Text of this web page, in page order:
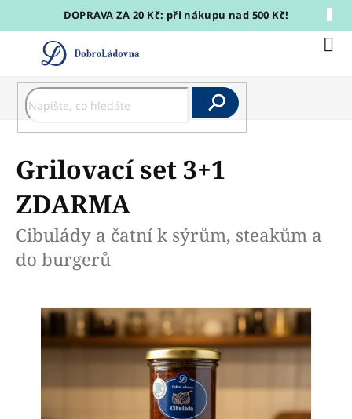
obsah
DOPRAVA ZA 20 Kč: při nákupu nad 500 Kč!
Hledat
Grilovací set 3+1
ZDARMA
Cibulády a čatní k sýrům, steakům a
do burgerů